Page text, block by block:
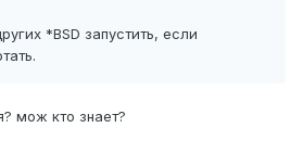
*BSD запустить, если
мож кто знает?